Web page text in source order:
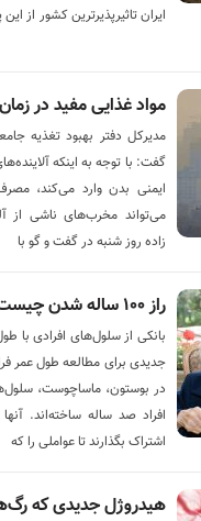
ایران تاثیرپذیرترین کشور از
مواد غذایی مفید در
مدیرکل دفتر بهبود تغذیه
گفت: با توجه به اینکه
ایمنی بدن وارد می‌کند،
می‌تواند مخرب‌های ناشی از
زاده روز شنبه در گفت و گو با
راز ۱۰۰ ساله شدن چیست؟
جدیدی برای مطالعه طول عمر
در بوستون، ماساچوست،
افراد صد ساله ساخته‌اند.
اشتراک بگذارند تا عواملی را که
هیدروژل جدیدی که